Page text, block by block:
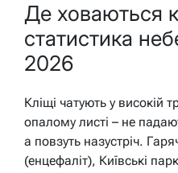
Де ховаються
статистика
2026
Кліщі чатують у високій
опалому листі – не
а повзуть назустріч.
(енцефаліт), Київські